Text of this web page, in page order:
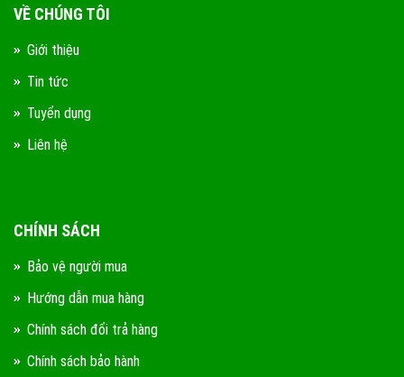
VỀ CHÚNG TÔI
Giới thiệu
Tin tức
Tuyển dụng
Liên hệ
CHÍNH SÁCH
Bảo vệ người mua
Hướng dẫn mua hàng
Chính sách đổi trả hàng
Chính sách bảo hành